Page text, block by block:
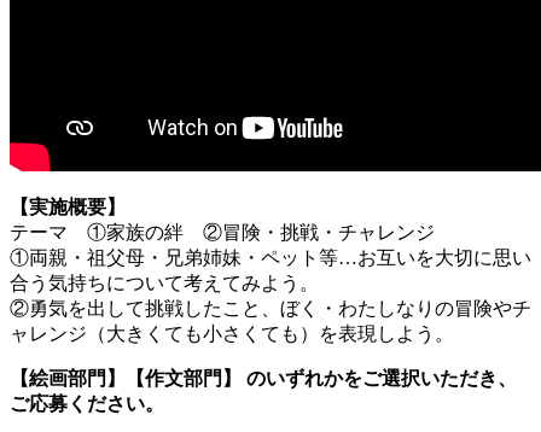
【実施概要】
テーマ ①家族の絆 ②冒険・挑戦・チャレンジ
①両親・祖父母・兄弟姉妹・ペット等…お互いを大切に思い
合う気持ちについて考えてみよう。
②勇気を出して挑戦したこと、ぼく・わたしなりの冒険やチ
ャレンジ（大きくても小さくても）を表現しよう。
【絵画部門】【作文部門】 のいずれかをご選択いただき、
ご応募ください。